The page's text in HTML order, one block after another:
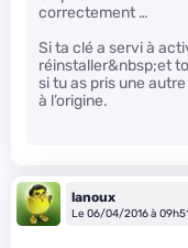
correctement …
Si ta clé a servi à
réinstaller&nbsp;et
si tu as pris une
à l’origine.
lanoux
Le 06/04/2016 à